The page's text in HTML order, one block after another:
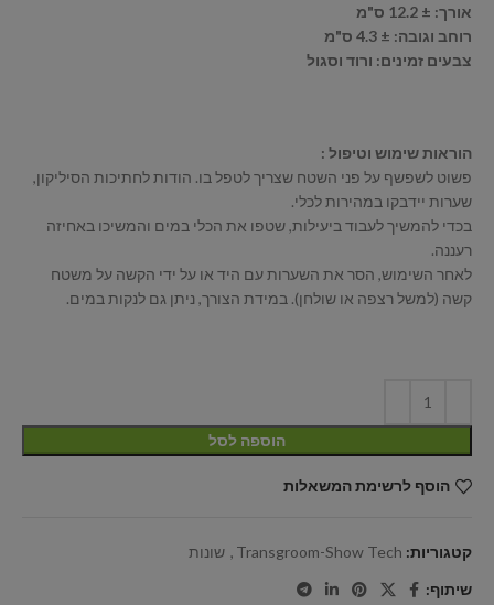
אורך: ± 12.2 ס"מ
רוחב וגובה: ± 4.3 ס"מ
צבעים זמינים: ורוד וסגול
הוראות שימוש וטיפול :
פשוט לשפשף על פני השטח שצריך לטפל בו. הודות לחתיכות הסיליקון,
שערות יידבקו במהירות לכלי.
בכדי להמשיך לעבוד ביעילות, שטפו את הכלי במים והמשיכו באחיזה
רעננה.
לאחר השימוש, הסר את השערות עם היד או על ידי הקשה על משטח
קשה (למשל רצפה או שולחן). במידת הצורך, ניתן גם לנקות במים.
הוספה לסל
הוסף לרשימת המשאלות
קטגוריות: Transgroom-Show Tech
, שונות
שיתוף: